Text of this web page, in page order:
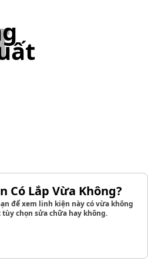
Có Lắp Vừa Không?
để xem linh kiện này có vừa không
tùy chọn sửa chữa hay không.